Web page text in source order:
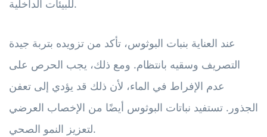
للبيئات الداخلية.
عند العناية بنبات البوثوس، تأكد من تزويده بتربة جيدة
التصريف وسقيه بانتظام. ومع ذلك، يجب الحرص على
عدم الإفراط في الماء، لأن ذلك قد يؤدي إلى تعفن
الجذور. تستفيد نباتات البوثوس أيضًا من الإخصاب العرضي
لتعزيز النمو الصحي.